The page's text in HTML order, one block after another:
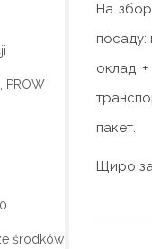
PROW
środków
На
посаду:
оклад
пакет.
Щиро